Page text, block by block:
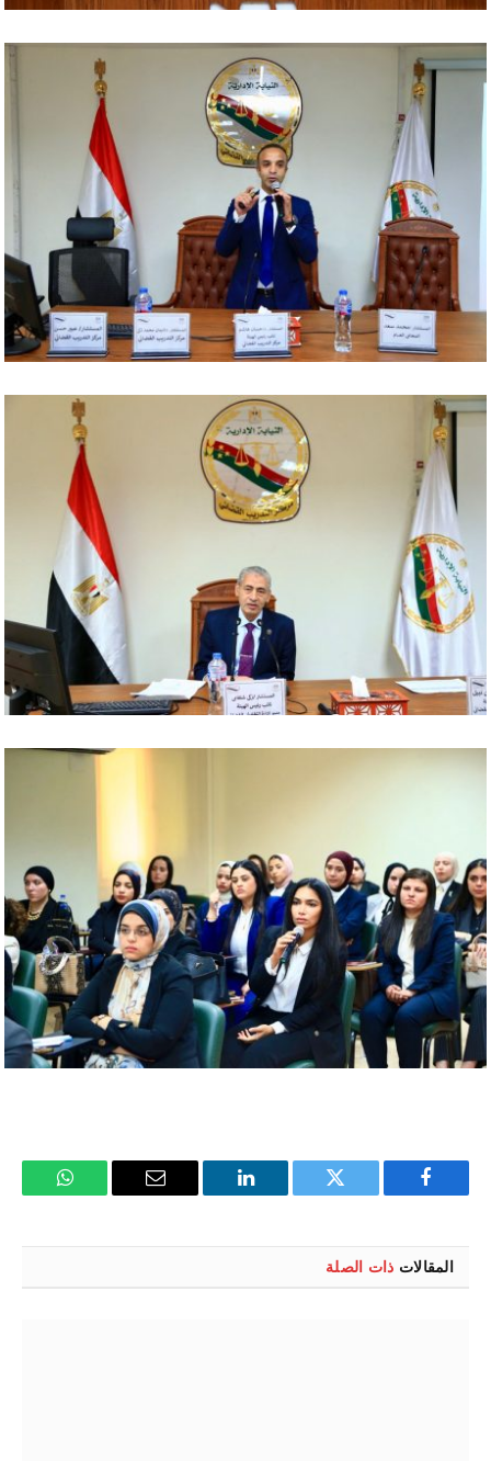
فيسبوك تويتر لينكدإن
البريد
واتساب
المقالات ذات الصلة